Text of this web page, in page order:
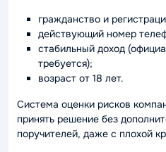
гражданство и
действующий номер
стабильный доход
требуется);
возраст от 18 лет.
Система оценки рисков
принять решение без
поручителей, даже с плохой